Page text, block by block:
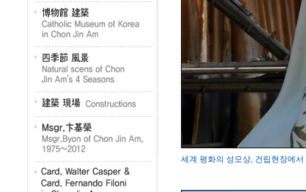
세계 평화의 성모상, 건립현장에